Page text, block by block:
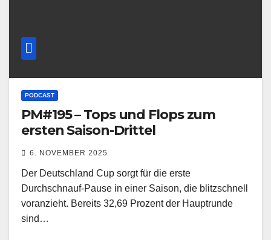
PODCAST
PM#195 – Tops und Flops zum
ersten Saison-Drittel
6. NOVEMBER 2025
Der Deutschland Cup sorgt für die erste
Durchschnauf-Pause in einer Saison, die blitzschnell
voranzieht. Bereits 32,69 Prozent der Hauptrunde
sind…